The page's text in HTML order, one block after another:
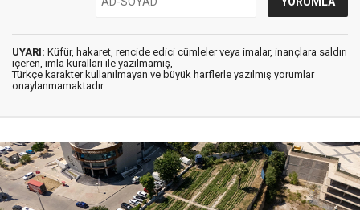
UYARI: Küfür, hakaret, rencide edici cümleler veya imalar, inançlara saldırı
içeren, imla kuralları ile yazılmamış,
Türkçe karakter kullanılmayan ve büyük harflerle yazılmış yorumlar
onaylanmamaktadır.